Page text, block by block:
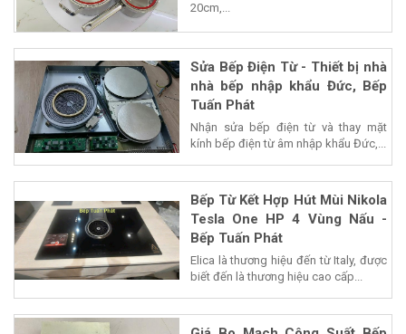
20cm,...
Sửa Bếp Điện Từ - Thiết bị nhà
nhà bếp nhập khẩu Đức, Bếp
Tuấn Phát
Nhận sửa bếp điện từ và thay mặt
kính bếp điện từ âm nhập khẩu Đức,...
Bếp Từ Kết Hợp Hút Mùi Nikola
Tesla One HP 4 Vùng Nấu -
Bếp Tuấn Phát
Elica là thương hiệu đến từ Italy, được
biết đến là thương hiệu cao cấp...